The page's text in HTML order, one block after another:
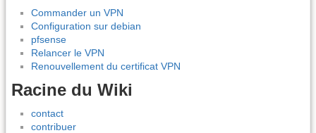
Commander un VPN
Configuration sur debian
pfsense
Relancer le VPN
Renouvellement du certificat VPN
Racine du Wiki
contact
contribuer